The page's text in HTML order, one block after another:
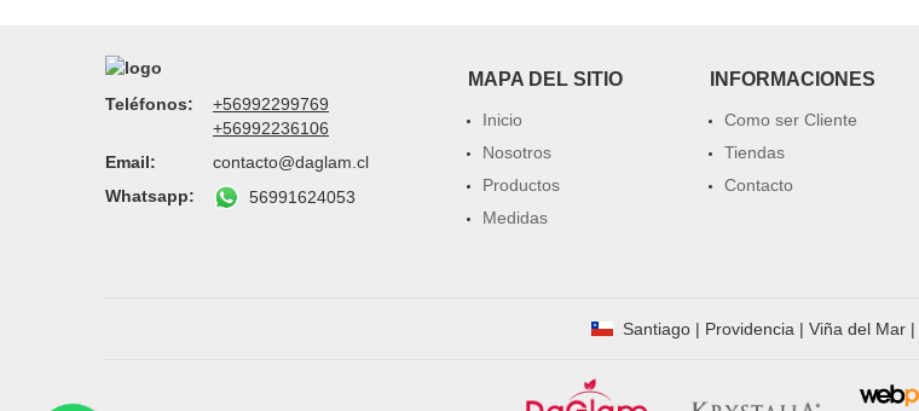
Teléfonos:
+56992299769
+56992236106
Email:
contacto@daglam.cl
Whatsapp:
56991624053
MAPA DEL SITIO
Inicio
Nosotros
Productos
Medidas
INFORMACIONES
Como ser Cliente
Tiendas
Contacto
Santiago| Providencia | Viña del Mar|